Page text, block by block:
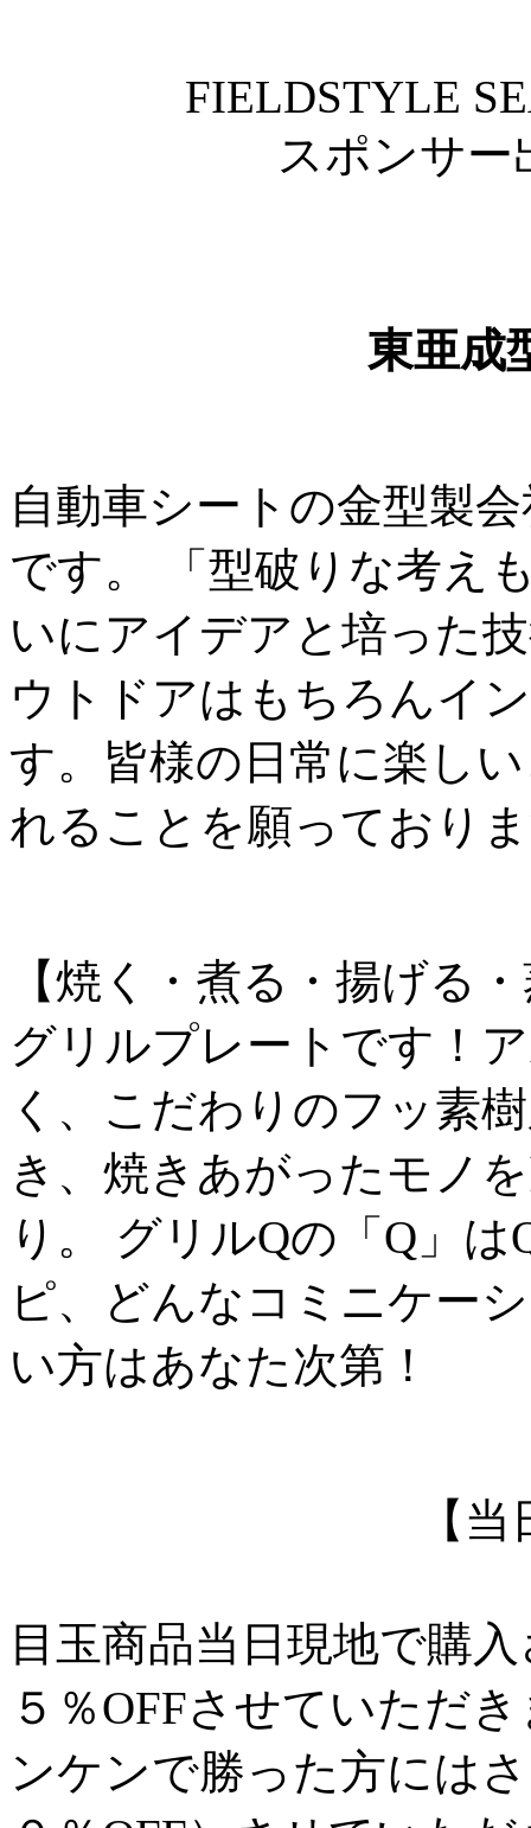
FIELDSTYLE
スポンサー
東亜成
自動車シートの金型製
です。 「型破りな考え
いにアイデアと培った
ウトドアはもちろんイ
す。皆様の日常に楽し
れることを願っており
【焼く・煮る・揚げる
グリルプレートです！
く、こだわりのフッ素
き、焼きあがったモノ
り。 グリルQの「Q」
ピ、どんなコミニケー
い方はあなた次第！
【
目玉商品当日現地で購
５％OFFさせていただ
ンケンで勝った方には